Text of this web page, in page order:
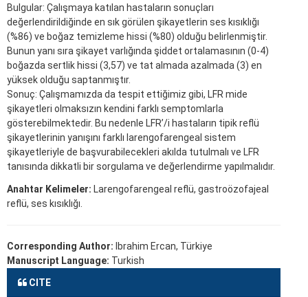
Bulgular: Çalışmaya katılan hastaların sonuçları
değerlendirildiğinde en sık görülen şikayetlerin ses kısıklığı
(%86) ve boğaz temizleme hissi (%80) olduğu belirlenmiştir.
Bunun yanı sıra şikayet varlığında şiddet ortalamasının (0-4)
boğazda sertlik hissi (3,57) ve tat almada azalmada (3) en
yüksek olduğu saptanmıştır.
Sonuç: Çalışmamızda da tespit ettiğimiz gibi, LFR mide
şikayetleri olmaksızın kendini farklı semptomlarla
gösterebilmektedir. Bu nedenle LFR’/i hastaların tipik reflü
şikayetlerinin yanışını farklı larengofarengeal sistem
şikayetleriyle de başvurabilecekleri akılda tutulmalı ve LFR
tanısında dikkatli bir sorgulama ve değerlendirme yapılmalıdır.
Anahtar Kelimeler: Larengofarengeal reflü, gastroözofajeal
reflü, ses kısıklığı.
Corresponding Author: Ibrahim Ercan, Türkiye
Manuscript Language: Turkish
CITE